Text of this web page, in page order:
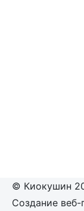
© Киокушин
Создание